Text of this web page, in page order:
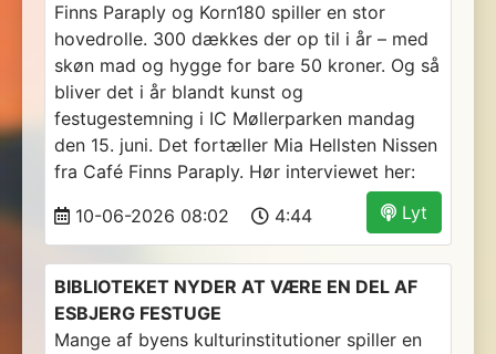
Finns Paraply og Korn180 spiller en stor
hovedrolle. 300 dækkes der op til i år – med
skøn mad og hygge for bare 50 kroner. Og så
bliver det i år blandt kunst og
festugestemning i IC Møllerparken mandag
den 15. juni. Det fortæller Mia Hellsten Nissen
fra Café Finns Paraply. Hør interviewet her:
Lyt
10-06-2026 08:02 4:44
BIBLIOTEKET NYDER AT VÆRE EN DEL AF
ESBJERG FESTUGE
Mange af byens kulturinstitutioner spiller en